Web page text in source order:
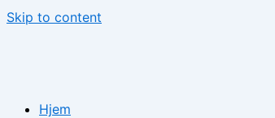
Skip to content
Hjem